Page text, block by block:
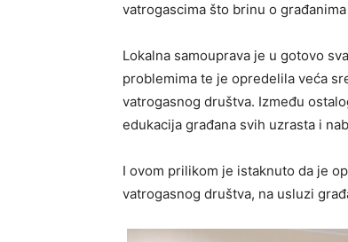
vatrogascima što brinu o
Lokalna samouprava je u gotovo
problemima te je opredelila veća
vatrogasnog društva. Između
edukacija građana svih uzrasta i
I ovom prilikom je istaknuto da je
vatrogasnog društva, na usluzi